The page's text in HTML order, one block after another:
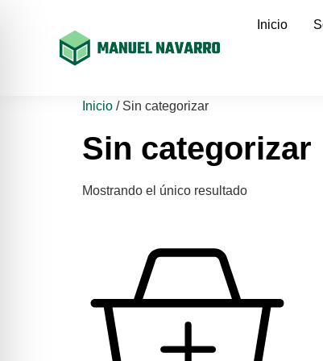
Inicio
Inicio / Sin categorizar
Sin categorizar
Mostrando el único resultado